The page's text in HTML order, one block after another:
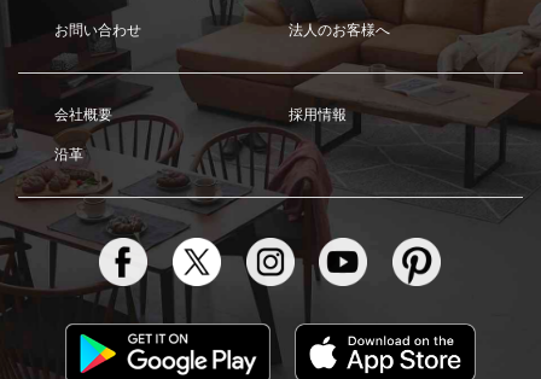
お問い合わせ 法人のお客様へ
会社概要 採用情報
沿革